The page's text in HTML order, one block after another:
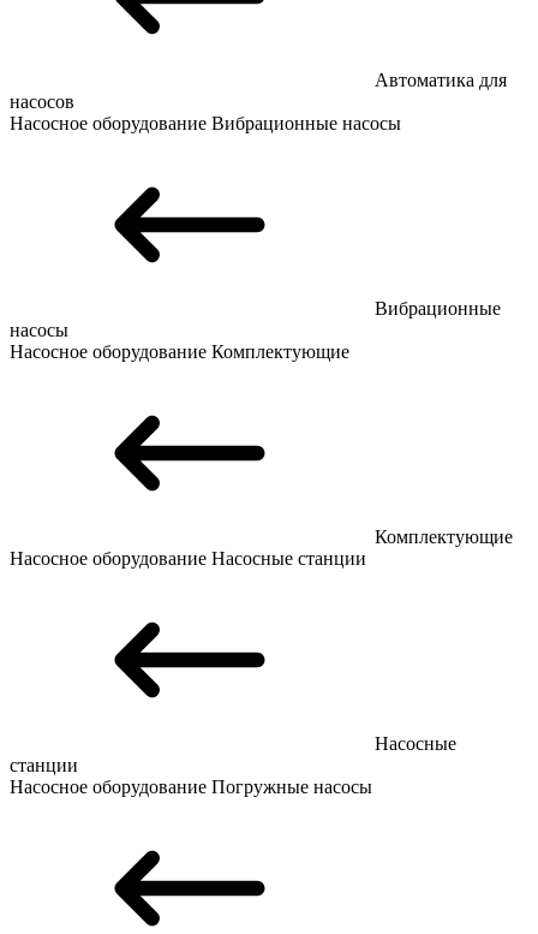
Автоматика для
насосов
Насосное оборудование Вибрационные насосы
Вибрационные
насосы
Насосное оборудование Комплектующие
Комплектующие
Насосное оборудование Насосные станции
Насосные
станции
Насосное оборудование Погружные насосы